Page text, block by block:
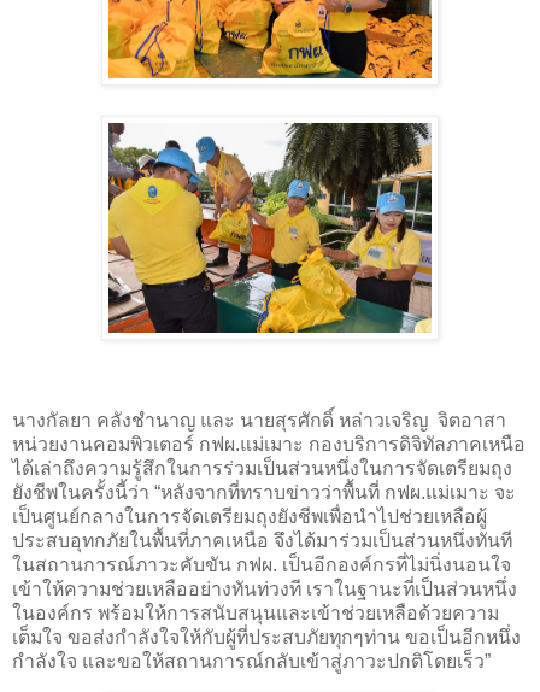
นางกัลยา คลังชำนาญ และ นายสุรศักดิ์ หล่าวเจริญ จิตอาสา
หน่วยงานคอมพิวเตอร์ กฟผ.แม่เมาะ กองบริการดิจิทัลภาคเหนือ
ได้เล่าถึงความรู้สึกในการร่วมเป็นส่วนหนึ่งในการจัดเตรียมถุง
ยังชีพในครั้งนี้ว่า “หลังจากที่ทราบข่าวว่าพื้นที่ กฟผ.แม่เมาะ จะ
เป็นศูนย์กลางในการจัดเตรียมถุงยังชีพเพื่อนำไปช่วยเหลือผู้
ประสบอุทกภัยในพื้นที่ภาคเหนือ จึงได้มาร่วมเป็นส่วนหนึ่งทันที
ในสถานการณ์ภาวะคับขัน กฟผ. เป็นอีกองค์กรที่ไม่นิ่งนอนใจ
เข้าให้ความช่วยเหลืออย่างทันท่วงที เราในฐานะที่เป็นส่วนหนึ่ง
ในองค์กร พร้อมให้การสนับสนุนและเข้าช่วยเหลือด้วยความ
เต็มใจ ขอส่งกำลังใจให้กับผู้ที่ประสบภัยทุกๆท่าน ขอเป็นอีกหนึ่ง
กำลังใจ และขอให้สถานการณ์กลับเข้าสู่ภาวะปกติโดยเร็ว”